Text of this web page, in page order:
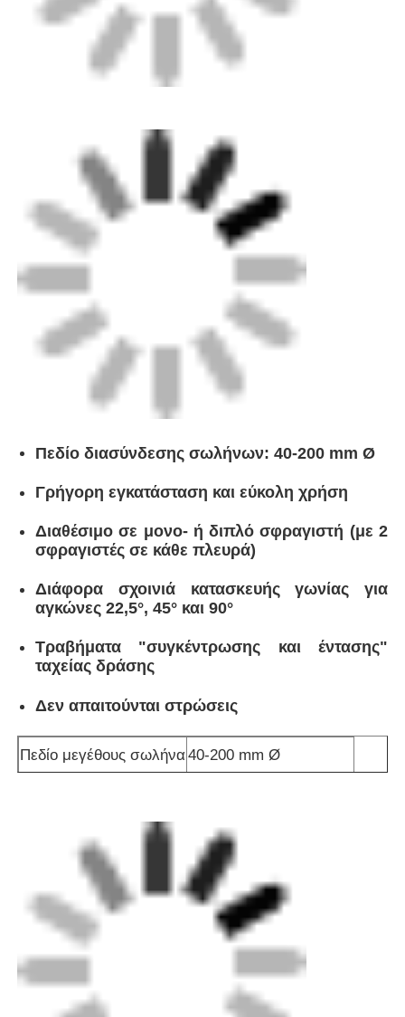
Πεδίο διασύνδεσης σωλήνων: 40-200 mm Ø
Διαθέσιμο σε μονο- ή διπλό σφραγιστή (με 2
σφραγιστές σε κάθε πλευρά)
Διάφορα σχοινιά κατασκευής γωνίας για
αγκώνες 22,5°, 45° και 90°
Τραβήματα "συγκέντρωσης και έντασης"
Δεν απαιτούνται στρώσεις
Πεδίο μεγέθους σωλήνα 40-200 mm Ø